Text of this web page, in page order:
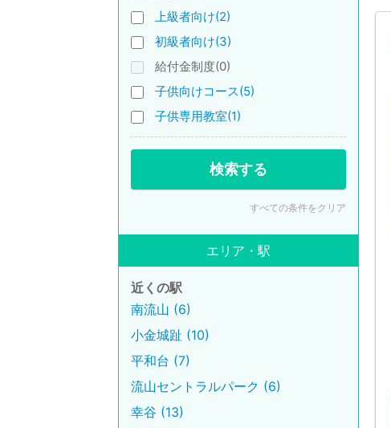
上級者向け(2)
初級者向け(3)
給付金制度(0)
子供向けコース(5)
子供専用教室(1)
検索する
すべての条件をクリア
エリア・駅
近くの駅
南流山 (6)
小金城趾 (10)
平和台 (7)
流山セントラルパーク (6)
幸谷 (13)